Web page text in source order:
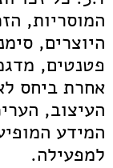
המוסריות,
היוצרים,
פטנטים,
אחרת ביחס
העיצוב,
המידע
למפעילה.